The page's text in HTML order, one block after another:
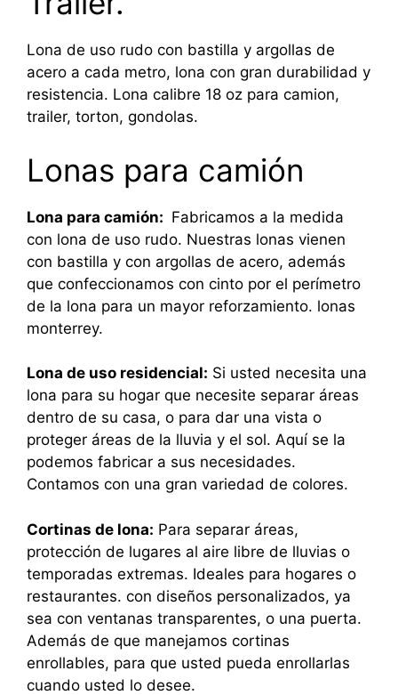
Lona de uso rudo con bastilla y argollas de
acero a cada metro, lona con gran durabilidad y
resistencia. Lona calibre 18 oz para camion,
trailer, torton, gondolas.
Lonas para camión
Lona para camión: Fabricamos a la medida
con lona de uso rudo. Nuestras lonas vienen
con bastilla y con argollas de acero, además
que confeccionamos con cinto por el perímetro
de la lona para un mayor reforzamiento. lonas
monterrey.
Lona de uso residencial: Si usted necesita una
lona para su hogar que necesite separar áreas
dentro de su casa, o para dar una vista o
proteger áreas de la lluvia y el sol. Aquí se la
podemos fabricar a sus necesidades.
Contamos con una gran variedad de colores.
Cortinas de lona: Para separar áreas,
protección de lugares al aire libre de lluvias o
temporadas extremas. Ideales para hogares o
restaurantes. con diseños personalizados, ya
sea con ventanas transparentes, o una puerta.
Además de que manejamos cortinas
enrollables, para que usted pueda enrollarlas
cuando usted lo desee.